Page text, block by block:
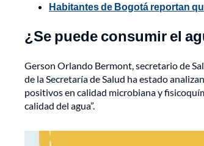
Habitantes de Bogotá reportan
¿Se puede consumir el
Gerson Orlando Bermont, secretario de
de la Secretaría de Salud ha estado
positivos en calidad microbiana y
calidad del agua”.